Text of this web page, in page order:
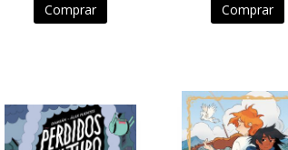
Comprar Comprar